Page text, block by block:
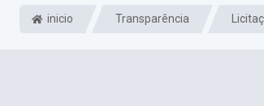
inicio Transparência